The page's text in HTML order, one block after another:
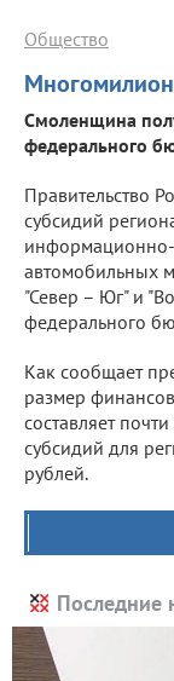
Общество
Смоленщина
федерального
Правительство
субсидий
автомобильных
"Север – Юг" и
федерального
Как сообщает
размер
составляет
субсидий для
рублей.
Последние